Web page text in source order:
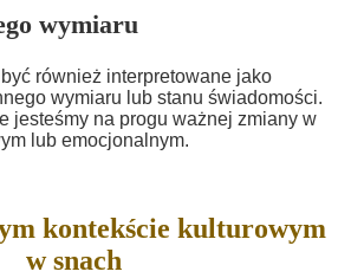
wymiaru
również interpretowane jako
wymiaru lub stanu świadomości.
jesteśmy na progu ważnej zmiany w
lub emocjonalnym.
kontekście kulturowym
w snach